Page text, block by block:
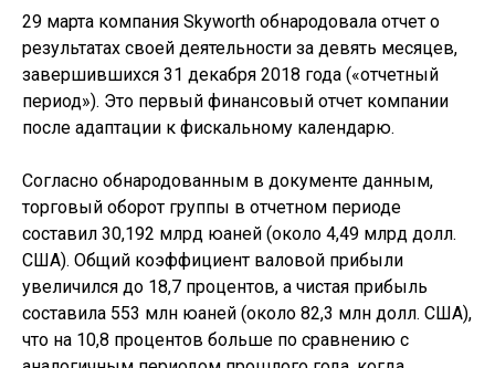
29 марта компания Skyworth обнародовала отчет о
результатах своей деятельности за девять месяцев,
завершившихся 31 декабря 2018 года («отчетный
период»). Это первый финансовый отчет компании
после адаптации к фискальному календарю.
Согласно обнародованным в документе данным,
торговый оборот группы в отчетном периоде
составил 30,192 млрд юаней (около 4,49 млрд долл.
США). Общий коэффициент валовой прибыли
увеличился до 18,7 процентов, а чистая прибыль
составила 553 млн юаней (около 82,3 млн долл. США),
что на 10,8 процентов больше по сравнению с